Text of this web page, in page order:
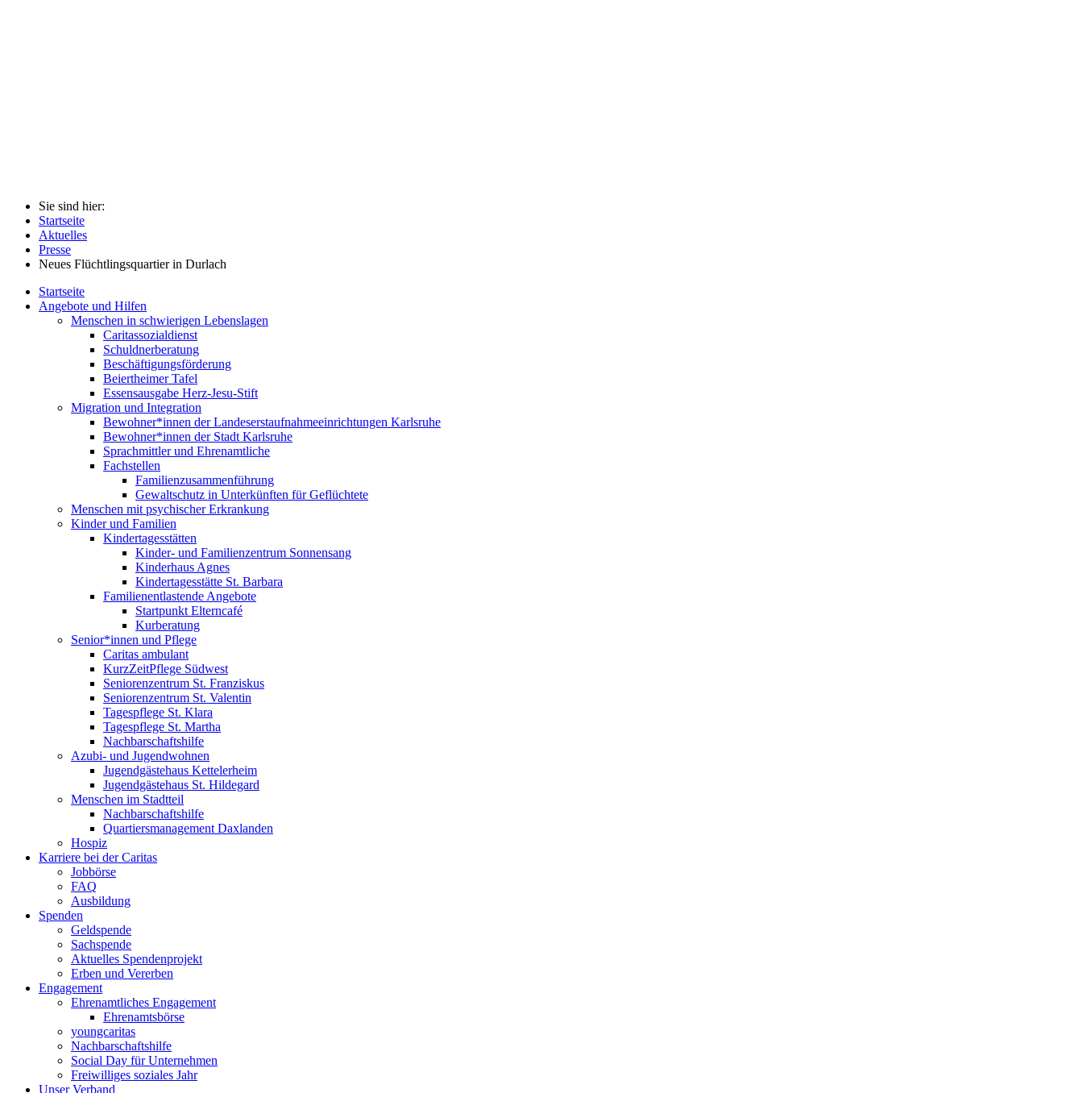
Sie sind hier:
Startseite
Aktuelles
Presse
Neues Flüchtlingsquartier in Durlach
Startseite
Angebote und Hilfen
Menschen in schwierigen Lebenslagen
Caritassozialdienst
Schuldnerberatung
Beschäftigungsförderung
Beiertheimer Tafel
Essensausgabe Herz-Jesu-Stift
Migration und Integration
Bewohner*innen der Landeserstaufnahmeeinrichtungen Karlsruhe
Bewohner*innen der Stadt Karlsruhe
Sprachmittler und Ehrenamtliche
Fachstellen
Familienzusammenführung
Gewaltschutz in Unterkünften für Geflüchtete
Menschen mit psychischer Erkrankung
Kinder und Familien
Kindertagesstätten
Kinder- und Familienzentrum Sonnensang
Kinderhaus Agnes
Kindertagesstätte St. Barbara
Familienentlastende Angebote
Startpunkt Elterncafé
Kurberatung
Senior*innen und Pflege
Caritas ambulant
KurzZeitPflege Südwest
Seniorenzentrum St. Franziskus
Seniorenzentrum St. Valentin
Tagespflege St. Klara
Tagespflege St. Martha
Nachbarschaftshilfe
Azubi- und Jugendwohnen
Jugendgästehaus Kettelerheim
Jugendgästehaus St. Hildegard
Menschen im Stadtteil
Nachbarschaftshilfe
Quartiersmanagement Daxlanden
Hospiz
Karriere bei der Caritas
Jobbörse
FAQ
Ausbildung
Spenden
Geldspende
Sachspende
Aktuelles Spendenprojekt
Erben und Vererben
Engagement
Ehrenamtliches Engagement
Ehrenamtsbörse
youngcaritas
Nachbarschaftshilfe
Social Day für Unternehmen
Freiwilliges soziales Jahr
Unser Verband